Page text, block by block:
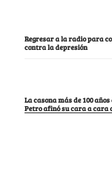
Regresar a la radio para
contra la depresión
La casona más de 100
Petro afinó su cara a cara